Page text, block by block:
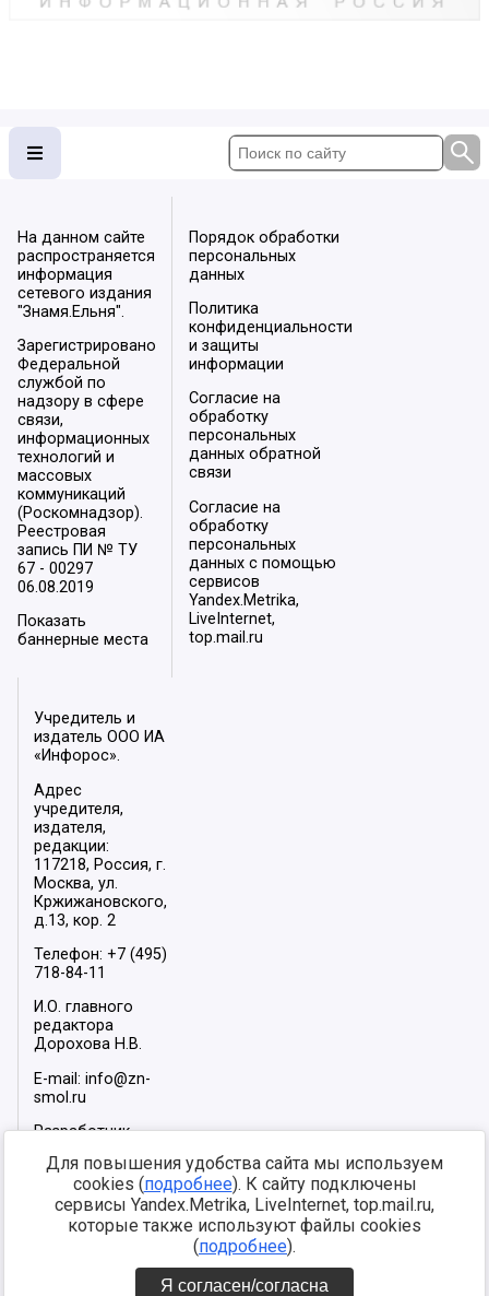
На данном сайте
распространяется
информация
сетевого издания
"Знамя.Ельня".
Зарегистрировано
Федеральной
службой по
надзору в сфере
связи,
информационных
технологий и
массовых
коммуникаций
(Роскомнадзор).
Реестровая
запись ПИ № ТУ
67 - 00297
06.08.2019
Показать
баннерные места
Порядок обработки
персональных
данных
Политика
конфиденциальности
и защиты
информации
Согласие на
обработку
персональных
данных обратной
связи
Согласие на
обработку
персональных
данных с помощью
сервисов
Yandex.Metrika,
LiveInternet,
top.mail.ru
Учредитель и
издатель ООО ИА
«Инфорос».
Адрес
учредителя,
издателя,
редакции:
117218, Россия, г.
Москва, ул.
Кржижановского,
д.13, кор. 2
Телефон: +7 (495)
718-84-11
И.О. главного
редактора
Дорохова Н.В.
E-mail: info@zn-
smol.ru
Разработчик
2026
Мы в социальных
сетях:
Для повышения удобства сайта мы используем
cookies (подробнее). К сайту подключены
сервисы Yandex.Metrika, LiveInternet, top.mail.ru,
которые также используют файлы cookies
(подробнее).
Я согласен/согласна